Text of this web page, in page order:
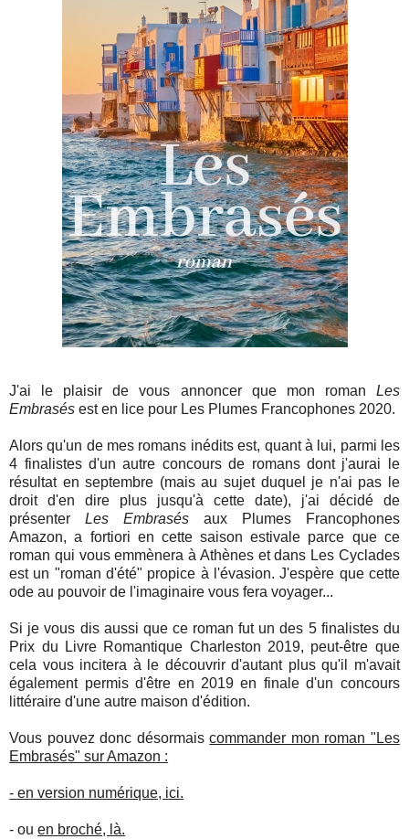
J'ai le plaisir de vous annoncer que mon roman Les
Embrasés est en lice pour Les Plumes Francophones 2020.
Alors qu'un de mes romans inédits est, quant à lui, parmi les
4 finalistes d'un autre concours de romans dont j'aurai le
résultat en septembre (mais au sujet duquel je n'ai pas le
droit d'en dire plus jusqu'à cette date), j'ai décidé de
présenterLes Embrasés aux Plumes Francophones
Amazon, a fortiori en cette saison estivale parce que ce
roman qui vous emmènera à Athènes et dans Les Cyclades
est un "roman d'été" propice à l'évasion. J'espère que cette
ode au pouvoir de l'imaginaire vous fera voyager...
Si je vous dis aussi que ce roman fut un des 5 finalistes du
Prix du Livre Romantique Charleston 2019, peut-être que
cela vous incitera à le découvrir d'autant plus qu'il m'avait
également permis d'être en 2019 en finale d'un concours
littéraire d'une autre maison d'édition.
Vous pouvez donc désormaiscommander mon roman "Les
Embrasés" sur Amazon :
- en version numérique, ici.
- ouen broché, là.